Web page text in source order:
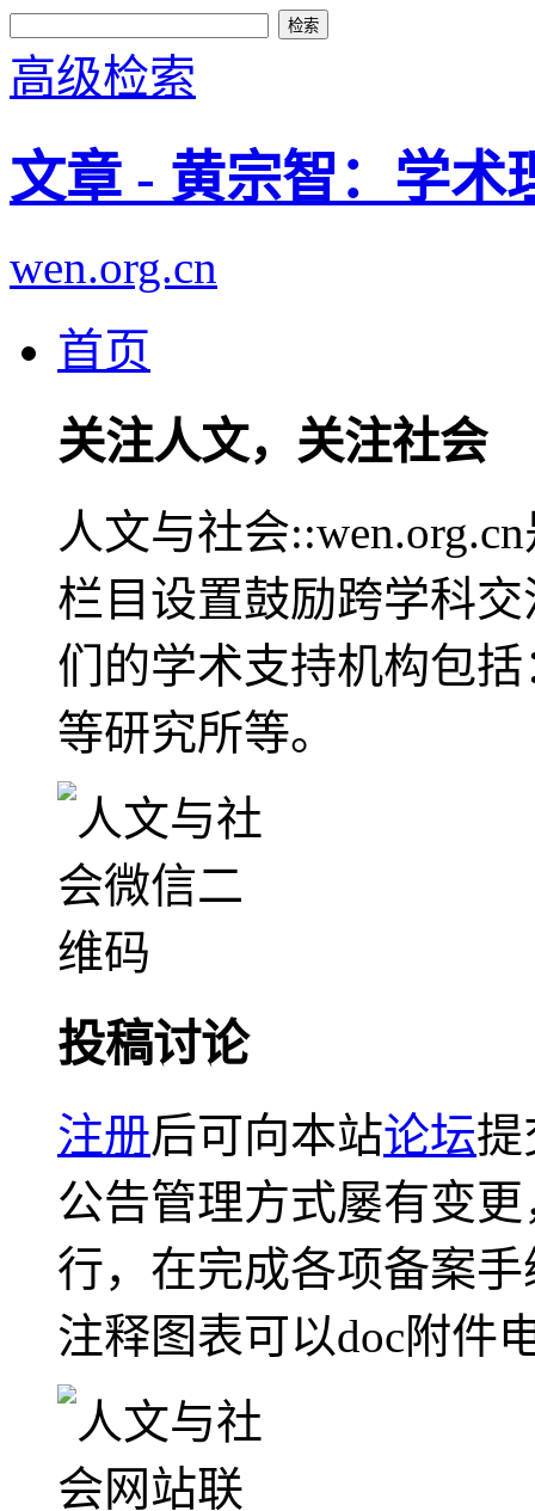
高级检索
文章 - 黄宗智：学术
wen.org.cn
首页
关注人文，关注社会
人文与社会
栏目设置鼓励跨学科
们的学术支持机构包
等研究所等。
投稿讨论
注册后可向本站论坛提
公告管理方式屡有变
行，在完成各项备案
注释图表可以doc附件